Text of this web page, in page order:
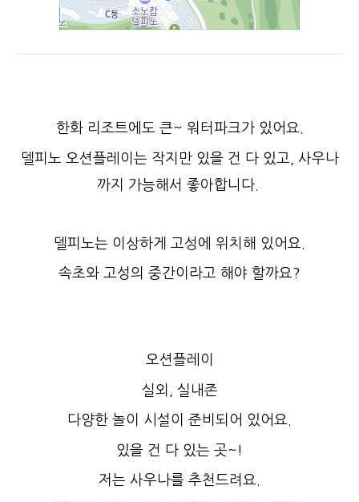
한화 리조트에도 큰~ 워터파크가 있어요.
델피노 오션플레이는 작지만 있을 건 다 있고, 사우나
까지 가능해서 좋아합니다.
델피노는 이상하게 고성에 위치해 있어요.
속초와 고성의 중간이라고 해야 할까요?
오션플레이
실외, 실내존
다양한 놀이 시설이 준비되어 있어요.
있을 건 다 있는 곳~!
저는 사우나를 추천드려요.